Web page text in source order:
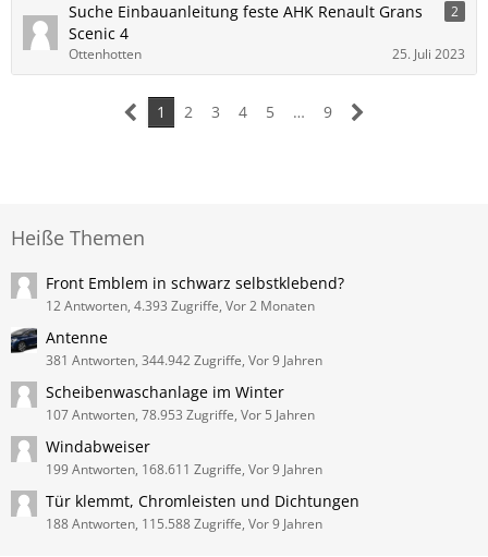
Suche Einbauanleitung feste AHK Renault Grans
Scenic 4
2
Ottenhotten 25. Juli 2023
1 2 3 4 5 … 9
Heiße Themen
Front Emblem in schwarz selbstklebend?
12 Antworten, 4.393 Zugriffe, Vor 2 Monaten
Antenne
381 Antworten, 344.942 Zugriffe, Vor 9 Jahren
Scheibenwaschanlage im Winter
107 Antworten, 78.953 Zugriffe, Vor 5 Jahren
Windabweiser
199 Antworten, 168.611 Zugriffe, Vor 9 Jahren
Tür klemmt, Chromleisten und Dichtungen
188 Antworten, 115.588 Zugriffe, Vor 9 Jahren